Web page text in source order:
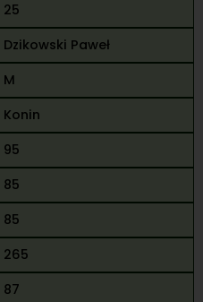
25
Dzikowski Paweł
M
Konin
95
85
85
265
87